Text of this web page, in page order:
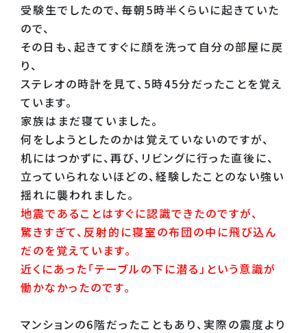
受験生でしたので、毎朝5時半くらいに起きていた
ので、
その日も、起きてすぐに顔を洗って自分の部屋に戻
り、
ステレオの時計を見て、5時45分だったことを覚え
ています。
家族はまだ寝ていました。
何をしようとしたのかは覚えていないのですが、
机にはつかずに、再び、リビングに行った直後に、
立っていられないほどの、経験したことのない強い
揺れに襲われました。
地震であることはすぐに認識できたのですが、
驚きすぎて、反射的に寝室の布団の中に飛び込ん
だのを覚えています。
近くにあった「テーブルの下に潜る」という意識が
働かなかったのです。
マンションの6階だったこともあり、実際の震度より